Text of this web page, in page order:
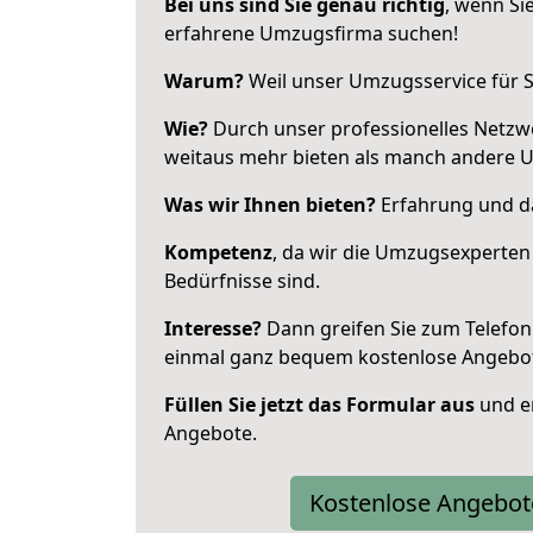
erfahrene Umzugsfirma suchen!
Warum?Weil unser Umzugsservice für
Wie? Durch unser professionelles
weitaus mehr bieten als manch andere
Was wir Ihnen bieten? Erfahrung und
Kompetenz, da wir die
Bedürfnisse sind.
Interesse? Dann greifen Sie zum
einmal ganz bequem kostenlose
Füllen Sie jetzt das Formular aus und
Angebote.
Kostenlose